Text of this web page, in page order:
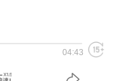
04:43